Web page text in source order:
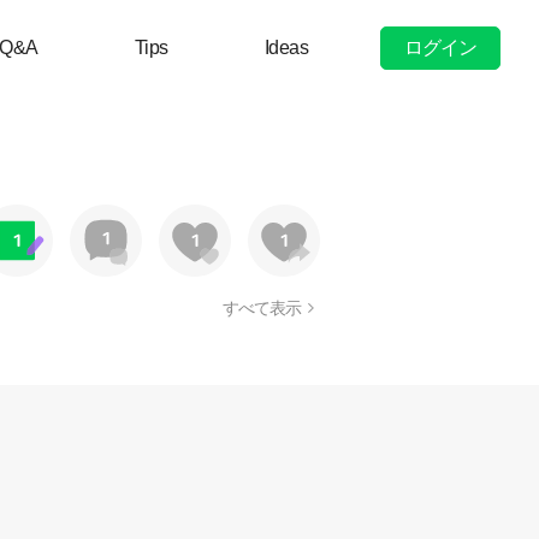
Q&A Tips Ideas ログイン
すべて表示